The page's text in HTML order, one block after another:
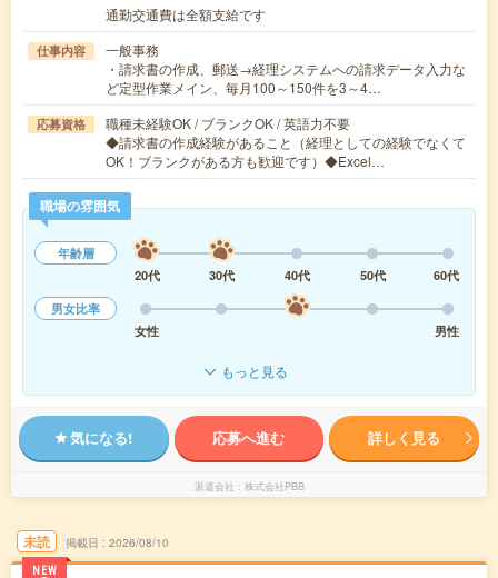
通勤交通費は全額支給です
仕事内容
一般事務
・請求書の作成、郵送→経理システムへの請求データ入力な
ど定型作業メイン、毎月100～150件を3～4…
応募資格
職種未経験OK / ブランクOK / 英語力不要
◆請求書の作成経験があること（経理としての経験でなくて
OK！ブランクがある方も歓迎です）◆Excel…
職場の雰囲気
年齢層
20代
30代 40代 50代
60代
男女比率
女性
男性
もっと見る
気になる! 応募へ進む 詳しく見る
派遣会社 株式会社PBB
未読
NEW
掲載日 2026/08/10